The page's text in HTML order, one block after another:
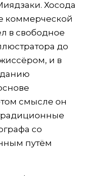
Хосода
коммерческой
в свободное
до
и в
смысле он
со
путём